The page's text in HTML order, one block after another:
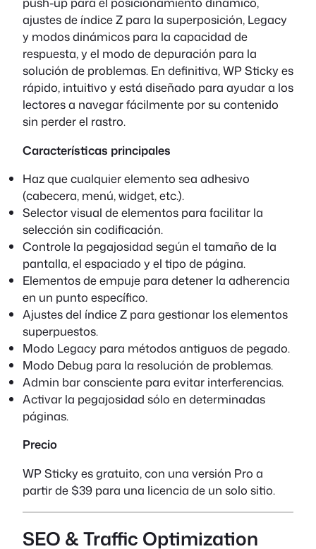
ajustes de índice Z para la superposición, Legacy
y modos dinámicos para la capacidad de
respuesta, y el modo de depuración para la
solución de problemas. En definitiva, WP Sticky es
rápido, intuitivo y está diseñado para ayudar a los
lectores a navegar fácilmente por su contenido
sin perder el rastro.
Características principales
Haz que cualquier elemento sea adhesivo
(cabecera, menú, widget, etc.).
Selector visual de elementos para facilitar la
selección sin codificación.
Controle la pegajosidad según el tamaño de la
pantalla, el espaciado y el tipo de página.
Elementos de empuje para detener la adherencia
en un punto específico.
Ajustes del índice Z para gestionar los elementos
superpuestos.
Modo Legacy para métodos antiguos de pegado.
Modo Debug para la resolución de problemas.
Admin bar consciente para evitar interferencias.
Activar la pegajosidad sólo en determinadas
páginas.
Precio
WP Sticky es gratuito, con una versión Pro a
partir de $39 para una licencia de un solo sitio.
SEO & Traffic Optimization